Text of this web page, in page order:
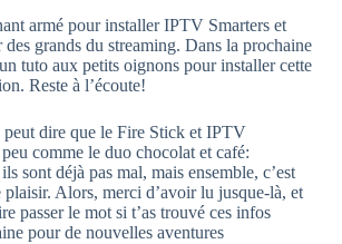
armé pour installer IPTV Smarters et
des grands du streaming. Dans la prochaine
tuto aux petits oignons pour installer cette
Reste à l’écoute!
dire que le Fire Stick et IPTV
peu comme le duo chocolat et café:
sont déjà pas mal, mais ensemble, c’est
plaisir. Alors, merci d’avoir lu jusque-là, et
passer le mot si t’as trouvé ces infos
pour de nouvelles aventures